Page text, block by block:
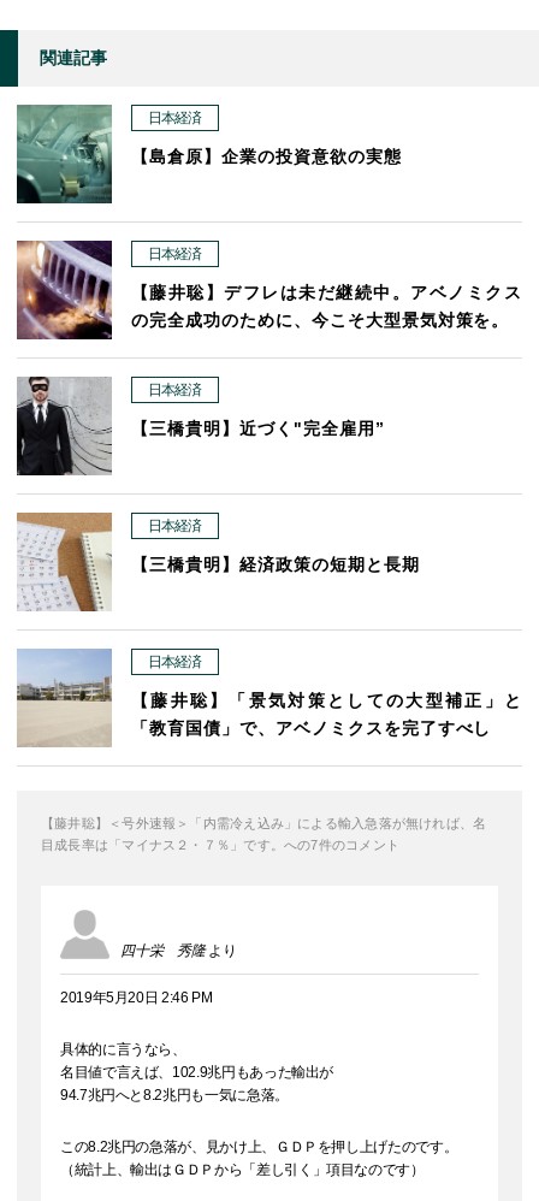
関連記事
日本経済
【島倉原】企業の投資意欲の実態
日本経済
【藤井聡】デフレは未だ継続中。アベノミクス
の完全成功のために、今こそ大型景気対策を。
日本経済
【三橋貴明】近づく"完全雇用”
日本経済
【三橋貴明】経済政策の短期と長期
日本経済
【藤井聡】「景気対策としての大型補正」と
「教育国債」で、アベノミクスを完了すべし
【藤井聡】＜号外速報＞「内需冷え込み」による輸入急落が無ければ、名
目成長率は「マイナス２・７％」です。への7件のコメント
四十栄 秀隆 より
2019年5月20日 2:46 PM
具体的に言うなら、
名目値で言えば、102.9兆円もあった輸出が
94.7兆円へと8.2兆円も一気に急落。
この8.2兆円の急落が、見かけ上、ＧＤＰを押し上げたのです。
（統計上、輸出はＧＤＰから「差し引く」項目なのです）